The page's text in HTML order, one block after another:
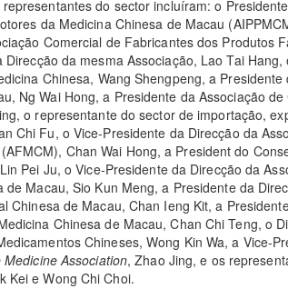
do sector incluíram: o
da Medicina Chinesa de Macau
Comercial de Fabricantes dos Produtos
Direcção da mesma Associação, Lao Tai
Chinesa, Wang Shengpeng, a
Ng Wai Hong, a Presidente da Associação
o representante do sector de importação,
Chi Fu, o Vice-Presidente da Direcção da
Chan Wai Hong, a President do
Pei Ju, o Vice-Presidente da Direcção da
de Macau, Sio Kun Meng, a Presidente da
Chinesa de Macau, Chan Ieng Kit, a
Chinesa de Macau, Chan Chi Teng, o
Chineses, Wong Kin Wa, a Vice-
Association, Zhao Jing, e os
Kei e Wong Chi Choi.